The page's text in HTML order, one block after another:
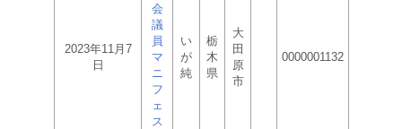
2023年11月7
日
会
議
員
マ
ニ
フ
ェ
ス
い
が
純
栃
木
県
大
田
原
市
0000001132